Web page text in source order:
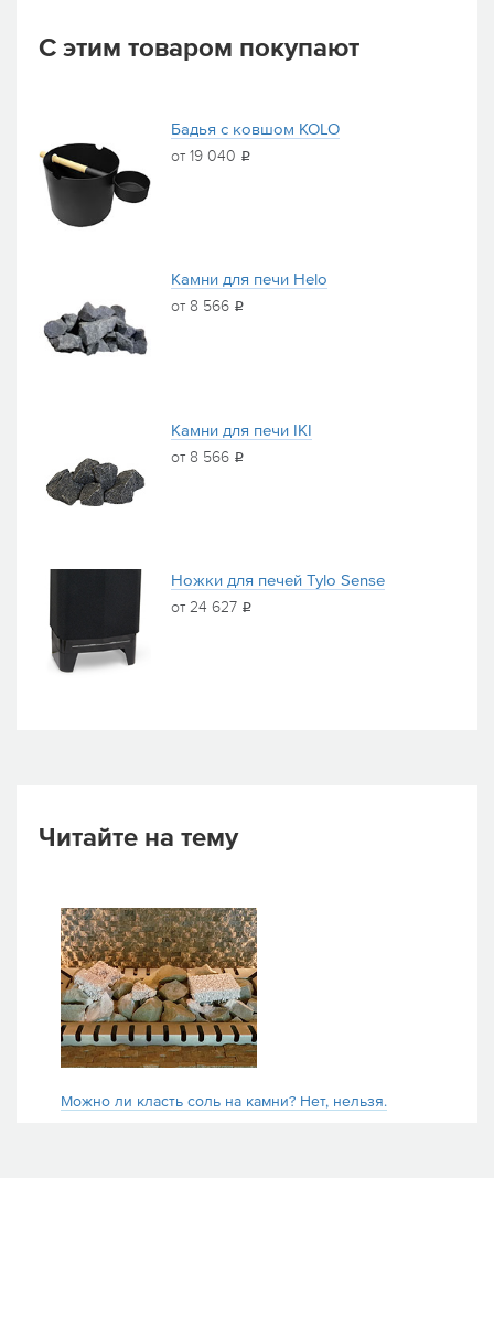
С этим товаром покупают
Бадья с ковшом KOLO
от 19 040 i
Камни для печи Helo
от 8 566 i
Камни для печи IKI
от 8 566 i
Ножки для печей Tylo Sense
от 24 627 i
Читайте на тему
Можно ли класть соль на камни? Нет, нельзя.